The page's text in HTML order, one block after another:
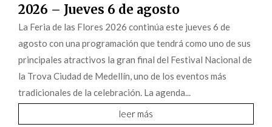
2026 – Jueves 6 de agosto
La Feria de las Flores 2026 continúa este jueves 6 de
agosto con una programación que tendrá como uno de sus
principales atractivos la gran final del Festival Nacional de
la Trova Ciudad de Medellín, uno de los eventos más
tradicionales de la celebración. La agenda...
leer más